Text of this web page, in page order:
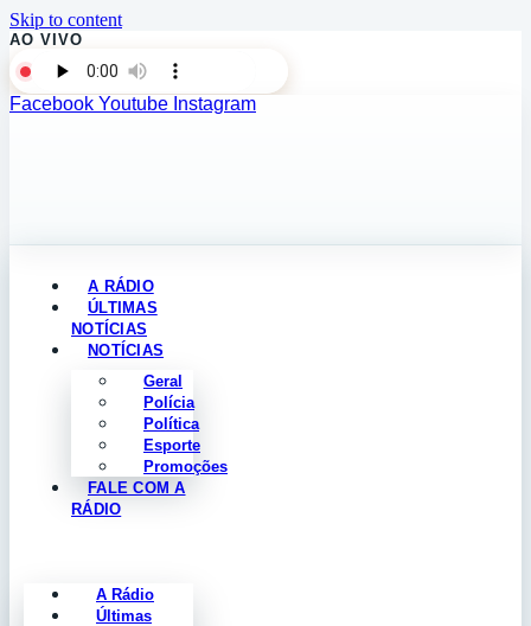
Skip to content
AO VIVO
Facebook Youtube Instagram
A RÁDIO
ÚLTIMAS
NOTÍCIAS
NOTÍCIAS
Geral
Polícia
Política
Esporte
Promoções
FALE COM A
RÁDIO
A Rádio
Últimas